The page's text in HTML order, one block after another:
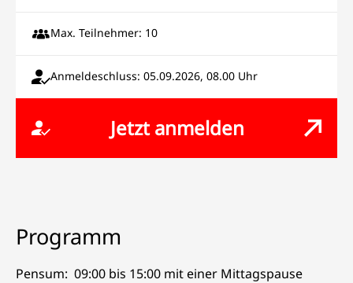
Max. Teilnehmer: 10
Anmeldeschluss: 05.09.2026, 08.00 Uhr
Jetzt anmelden
Programm
Pensum: 09:00 bis 15:00 mit einer Mittagspause